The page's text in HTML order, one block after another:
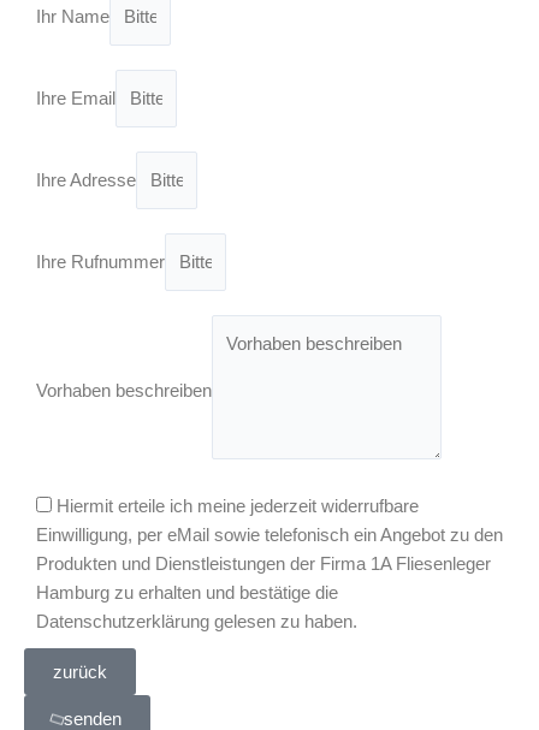
Ihr Name
Ihre Email
Ihre Adresse
Ihre Rufnummer
Vorhaben beschreiben
Hiermit erteile ich meine jederzeit widerrufbare
Einwilligung, per eMail sowie telefonisch ein Angebot zu den
Produkten und Dienstleistungen der Firma 1A Fliesenleger
Hamburg zu erhalten und bestätige die
Datenschutzerklärung gelesen zu haben.
zurück
senden